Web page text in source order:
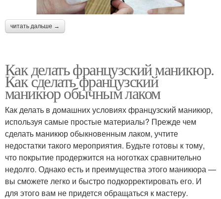
читать дальше →
Как делать французский маникюр.
Как сделать французский
маникюр обычным лаком
Как делать в домашних условиях французский маникюр,
используя самые простые материалы? Прежде чем
сделать маникюр обыкновенным лаком, учтите
недостатки такого мероприятия. Будьте готовы к тому,
что покрытие продержится на ноготках сравнительно
недолго. Однако есть и преимущества этого маникюра —
вы сможете легко и быстро подкорректировать его. И
для этого вам не придется обращаться к мастеру.